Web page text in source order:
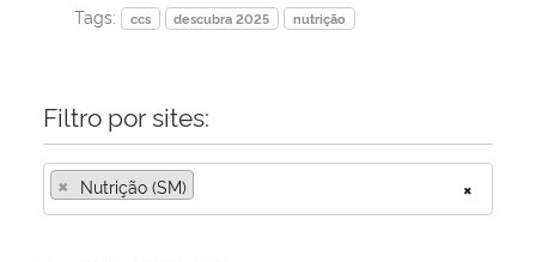
Advocacia-Geral da União
Tags:
ccs descubra 2025 nutrição
Filtro por sites:
×
× Nutrição (SM)